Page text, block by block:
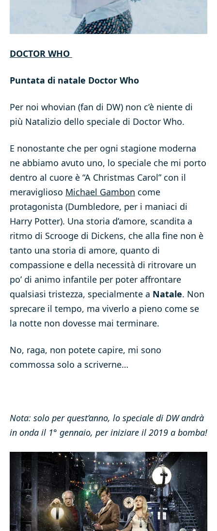
DOCTOR WHO
Puntata di natale Doctor Who
Per noi whovian (fan di DW) non c’è niente di
più Natalizio dello speciale di Doctor Who.
E nonostante che per ogni stagione moderna
ne abbiamo avuto uno, lo speciale che mi porto
dentro al cuore è “A Christmas Carol” con il
meraviglioso Michael Gambon come
protagonista (Dumbledore, per i maniaci di
Harry Potter). Una storia d’amore, scandita a
ritmo di Scrooge di Dickens, che alla fine non è
tanto una storia di amore, quanto di
compassione e della necessità di ritrovare un
po’ di animo infantile per poter affrontare
qualsiasi tristezza, specialmente a Natale. Non
sprecare il tempo, ma viverlo a pieno come se
la notte non dovesse mai terminare.
No, raga, non potete capire, mi sono
commossa solo a scriverne…
Nota: solo per quest’anno, lo speciale di DW andrà
in onda il 1° gennaio, per iniziare il 2019 a bomba!